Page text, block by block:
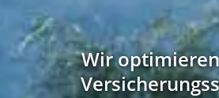
Wir